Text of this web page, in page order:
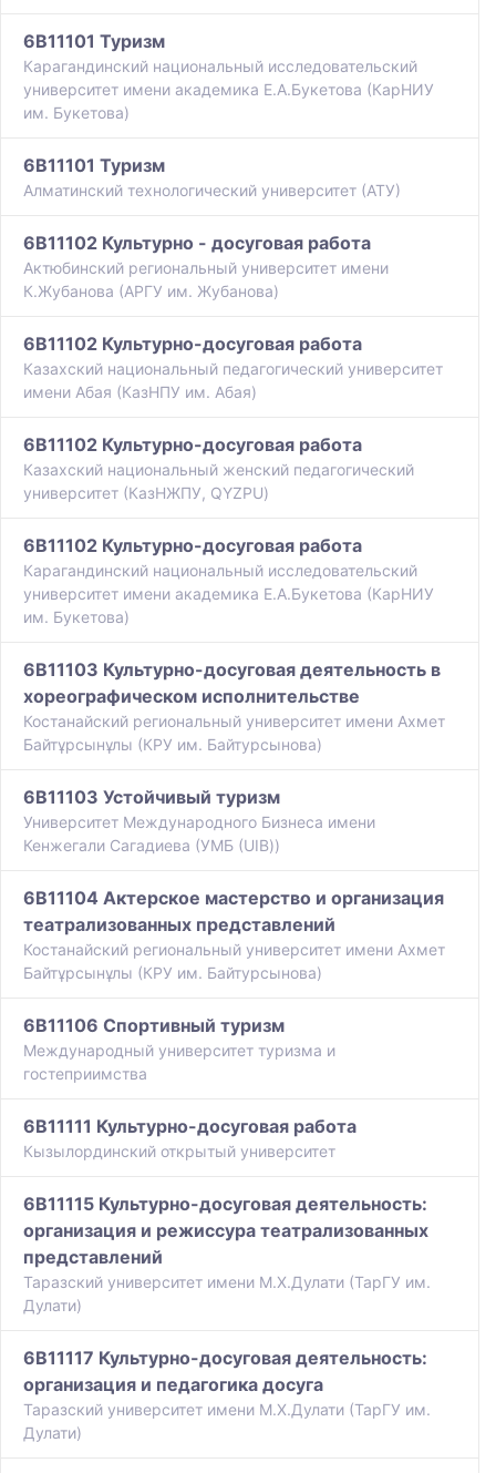
6B11101 Туризм
Карагандинский национальный исследовательский
университет имени академика Е.А.Букетова (КарНИУ
им. Букетова)
6B11101 Туризм
Алматинский технологический университет (АТУ)
6B11102 Культурно - досуговая работа
Актюбинский региональный университет имени
К.Жубанова (АРГУ им. Жубанова)
6B11102 Культурно-досуговая работа
Казахский национальный педагогический университет
имени Абая (КазНПУ им. Абая)
6B11102 Культурно-досуговая работа
Казахский национальный женский педагогический
университет (КазНЖПУ, QYZPU)
6B11102 Культурно-досуговая работа
Карагандинский национальный исследовательский
университет имени академика Е.А.Букетова (КарНИУ
им. Букетова)
6B11103 Культурно-досуговая деятельность в
хореографическом исполнительстве
Костанайский региональный университет имени Ахмет
Байтұрсынұлы (КРУ им. Байтурсынова)
6B11103 Устойчивый туризм
Университет Международного Бизнеса имени
Кенжегали Сагадиева (УМБ (UIB))
6B11104 Актерское мастерство и организация
театрализованных представлений
Костанайский региональный университет имени Ахмет
Байтұрсынұлы (КРУ им. Байтурсынова)
6B11106 Спортивный туризм
Международный университет туризма и
гостеприимства
6B11111 Культурно-досуговая работа
Кызылординский открытый университет
6B11115 Культурно-досуговая деятельность:
организация и режиссура театрализованных
представлений
Таразский университет имени М.Х.Дулати (ТарГУ им.
Дулати)
6B11117 Культурно-досуговая деятельность:
организация и педагогика досуга
Таразский университет имени М.Х.Дулати (ТарГУ им.
Дулати)